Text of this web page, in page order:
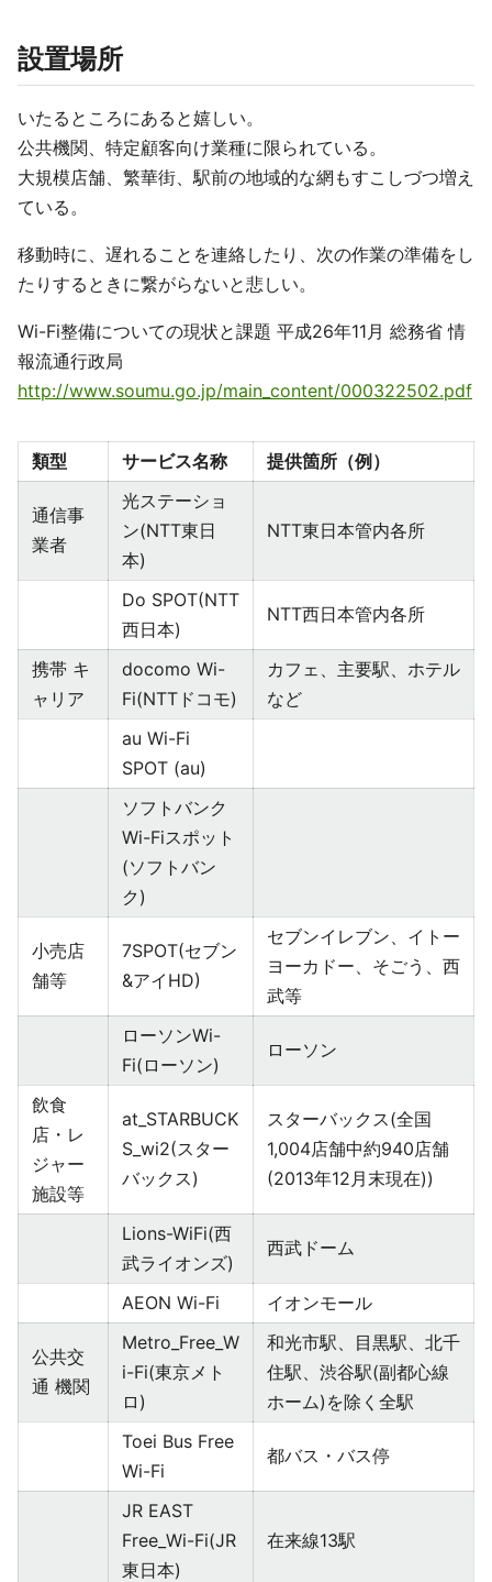
設置場所
いたるところにあると嬉しい。
公共機関、特定顧客向け業種に限られている。
大規模店舗、繁華街、駅前の地域的な網もすこしづつ増え
ている。
移動時に、遅れることを連絡したり、次の作業の準備をし
たりするときに繋がらないと悲しい。
Wi-Fi整備についての現状と課題 平成26年11月 総務省 情
報流通行政局
http://www.soumu.go.jp/main_content/000322502.pdf
類型 サービス名称 提供箇所（例）
通信事
業者
光ステーショ
ン(NTT東日
本)
NTT東日本管内各所
Do SPOT(NTT
西日本)
NTT西日本管内各所
携帯 キ
ャリア
docomo Wi-
Fi(NTTドコモ)
カフェ、主要駅、ホテル
など
au Wi-Fi
SPOT (au)
ソフトバンク
Wi-Fiスポット
(ソフトバン
ク)
小売店
舗等
7SPOT(セブン
&アイHD)
セブンイレブン、イトー
ヨーカドー、そごう、西
武等
ローソンWi-
Fi(ローソン)
ローソン
飲食
店・レ
ジャー
施設等
at_STARBUCK
S_wi2(スター
バックス)
スターバックス(全国
1,004店舗中約940店舗
(2013年12月末現在))
Lions-WiFi(西
武ライオンズ)
西武ドーム
AEON Wi-Fi イオンモール
公共交
通 機関
Metro_Free_W
i-Fi(東京メト
ロ)
和光市駅、目黒駅、北千
住駅、渋谷駅(副都心線
ホーム)を除く全駅
Toei Bus Free
Wi-Fi
都バス・バス停
JR EAST
Free_Wi-Fi(JR
東日本)
在来線13駅